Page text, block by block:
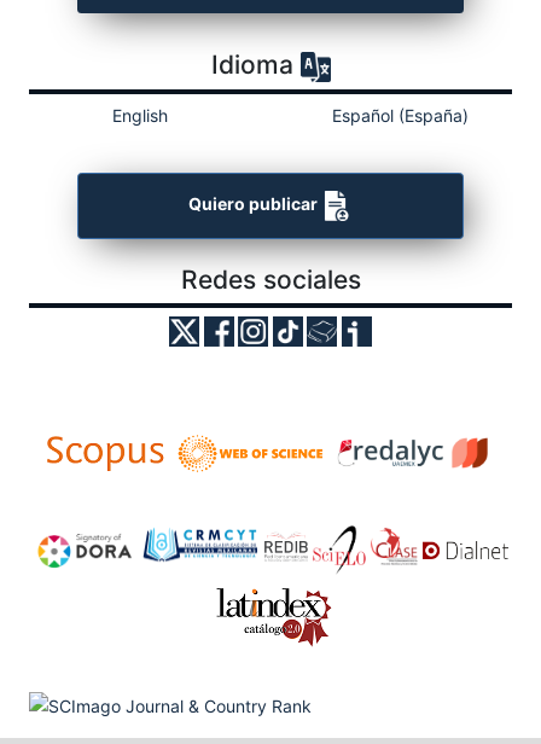
Idioma
English Español (España)
Quiero publicar
Redes sociales